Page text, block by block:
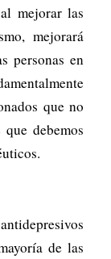
mejorar las
mejorará
personas en
que no
debemos
de las